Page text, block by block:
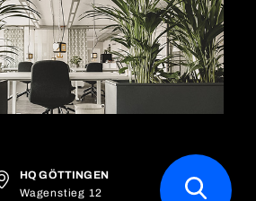
HQ GÖTTINGEN
Wagenstieg 12